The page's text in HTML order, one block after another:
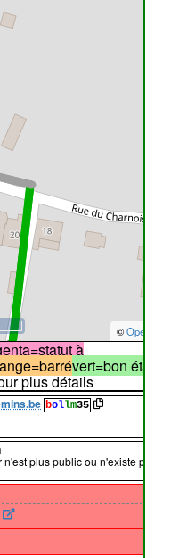
©OpenStreetMap
à
vert=bon état
plus détails
bollm35
plus public ou n'existe plus, l'accès